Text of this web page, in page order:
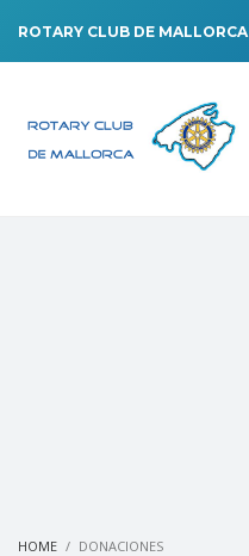
ROTARY CLUB DE MALLORCA
HOME DONACIONES